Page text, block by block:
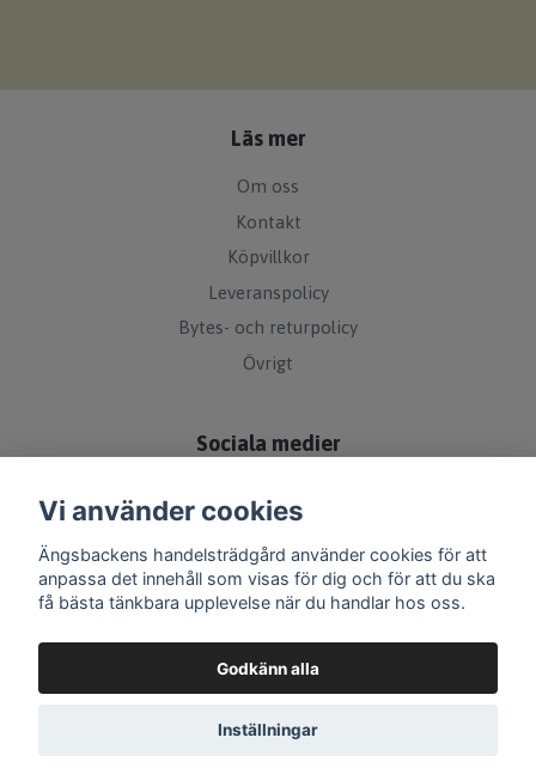
Läs mer
Om oss
Kontakt
Köpvillkor
Leveranspolicy
Bytes- och returpolicy
Övrigt
Sociala medier
© 2026 Ängsbackens handelsträdgård Webshop
Vi använder cookies
Ängsbackens handelsträdgård använder cookies för att
anpassa det innehåll som visas för dig och för att du ska
få bästa tänkbara upplevelse när du handlar hos oss.
Godkänn alla
Inställningar